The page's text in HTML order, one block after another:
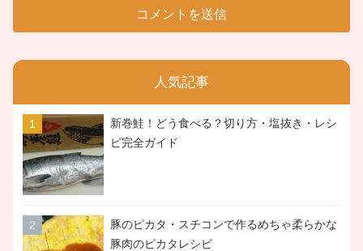
人気記事
新巻鮭！どう食べる？切り方・塩抜き・レシ
ピ完全ガイド
豚のピカタ・スチコンで作るめちゃ柔らかな
豚肉のピカタレシピ